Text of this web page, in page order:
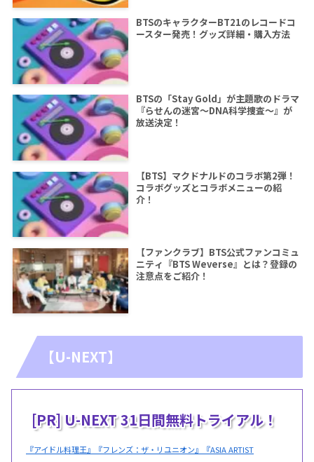
BTSのキャラクターBT21のレコードコ
ースター発売！グッズ詳細・購入方法
BTSの「Stay Gold」が主題歌のドラマ
『らせんの迷宮～DNA科学捜査～』が
放送決定！
【BTS】マクドナルドのコラボ第2弾！
コラボグッズとコラボメニューの紹
介！
【ファンクラブ】BTS公式ファンコミュ
ニティ『BTS Weverse』とは？登録の
注意点をご紹介！
【U-NEXT】
[PR] U-NEXT 31日間無料トライアル！
『アイドル料理王』『フレンズ：ザ・リユニオン』『ASIA ARTIST